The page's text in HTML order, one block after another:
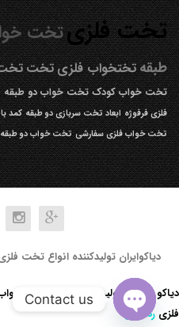
تخت فلزیتخت
طبقه تختخواب فلزیتخت
تخت خواب کودکتخت خواب دو طبقه
فلزی فرفوژه ابعاد تخت سربازی دو طبقه کمد
تخت خواب فلزی سفارشی تخت خواب دو
دیاکوایران تولیدکننده انواع تخت
دیاکو صنعت تولید کننده انواع تخت
فلزی رد کردن
Contact us